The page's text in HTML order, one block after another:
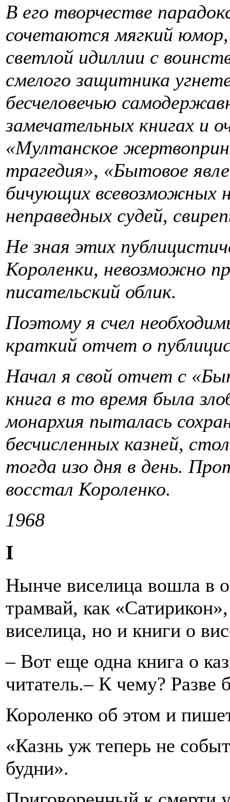
В его творчестве
сочетаются мягкий
светлой идиллии с
смелого защитника
бесчеловечью
замечательных книгах и
«Мултанское
трагедия», «Бытовое
бичующих всевозможных
неправедных судей,
Не зная этих
Короленки, невозможно
писательский облик.
Поэтому я счел
краткий отчет о
Начал я свой отчет с
книга в то время была
монархия пыталась
бесчисленных казней,
тогда изо дня в день.
восстал Короленко.
1968
I
Нынче виселица вошла в
трамвай, как
виселица, но и книги о
– Вот еще одна книга о
читатель.– К чему? Разве
Короленко об этом и
«Казнь уж теперь не
будни».